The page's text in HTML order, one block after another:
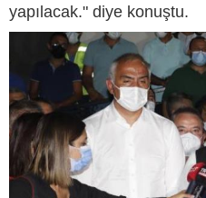
yapılacak." diye konuştu.